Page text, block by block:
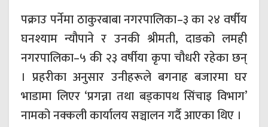
पक्राउ पर्नेमा ठाकुरबाबा नगरपालिका–३ का २४ वर्षीय
घनश्याम न्यौपाने र उनकी श्रीमती, दाङको लमही
नगरपालिका–५ की २३ वर्षीया कृपा चौधरी रहेका छन्
। प्रहरीका अनुसार उनीहरूले बगनाह बजारमा घर
भाडामा लिएर ‘प्रगन्ना तथा बड्कापथ सिंचाइ विभाग’
नामको नक्कली कार्यालय सञ्चालन गर्दै आएका थिए ।